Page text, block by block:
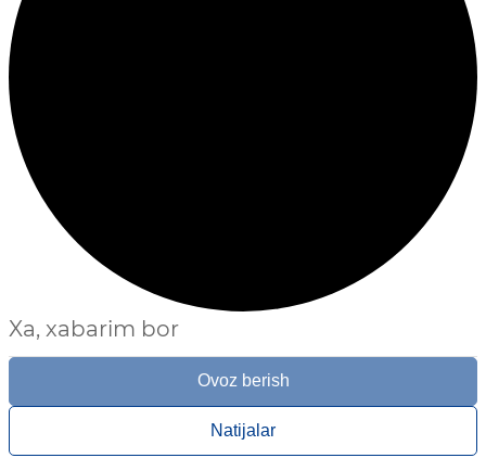
Xa, xabarim bor
Ovoz berish
Natijalar